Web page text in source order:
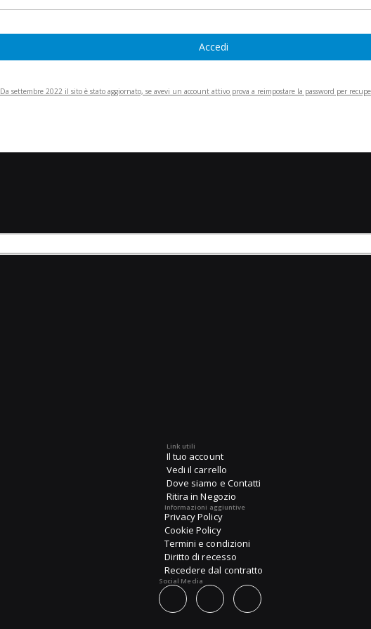
Accedi
Da settembre 2022 il sito è stato aggiornato, se avevi un account attivo prova a reimpostare la password per
Link utili
Il tuo account
Vedi il carrello
Dove siamo e Contatti
Ritira in Negozio
Informazioni aggiuntive
Privacy Policy
Cookie Policy
Termini e condizioni
Diritto di recesso
Recedere dal contratto
Social Media